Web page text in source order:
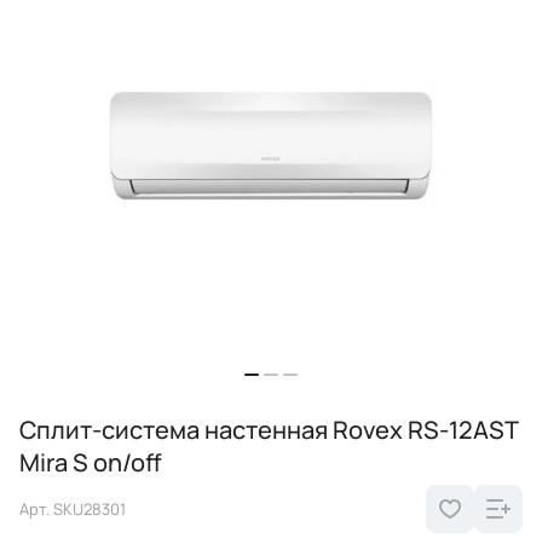
Сплит-система настенная Rovex RS-12AST
Mira S on/off
Арт. SKU28301